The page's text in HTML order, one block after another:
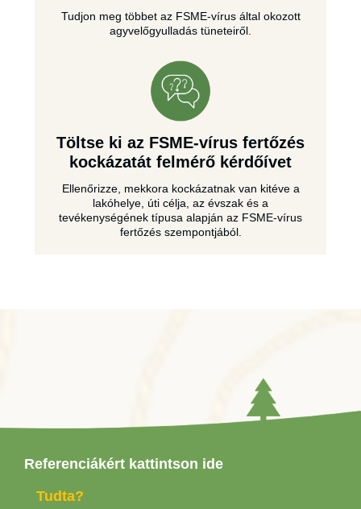
Tudjon meg többet az FSME-vírus által okozott
agyvelőgyulladás tüneteiről.
Töltse ki az FSME-vírus fertőzés
kockázatát felmérő kérdőívet
Ellenőrizze, mekkora kockázatnak van kitéve a
lakóhelye, úti célja, az évszak és a
tevékenységének típusa alapján az FSME-vírus
fertőzés szempontjából.
Referenciákért kattintson ide
Tudta?